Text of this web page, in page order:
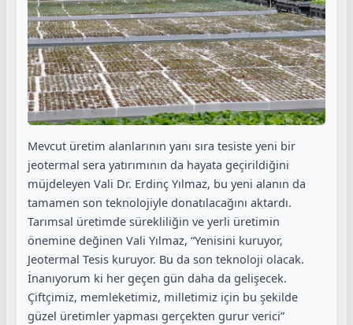
Mevcut üretim alanlarının yanı sıra tesiste yeni bir
jeotermal sera yatırımının da hayata geçirildiğini
müjdeleyen Vali Dr. Erdinç Yılmaz, bu yeni alanın da
tamamen son teknolojiyle donatılacağını aktardı.
Tarımsal üretimde sürekliliğin ve yerli üretimin
önemine değinen Vali Yılmaz, “Yenisini kuruyor,
Jeotermal Tesis kuruyor. Bu da son teknoloji olacak.
İnanıyorum ki her geçen gün daha da gelişecek.
Çiftçimiz, memleketimiz, milletimiz için bu şekilde
güzel üretimler yapması gerçekten gurur verici”